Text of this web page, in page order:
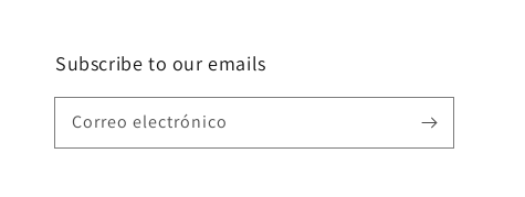
Subscribe to our emails
Correo electrónico